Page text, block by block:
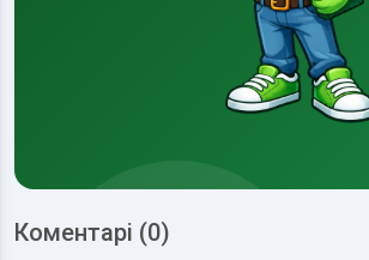
Коментарі (0)